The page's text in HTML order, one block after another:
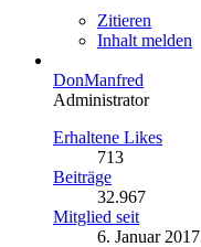
Zitieren
Inhalt melden
DonManfred
Administrator
Erhaltene Likes
713
Beiträge
32.967
Mitglied seit
6. Januar 2017